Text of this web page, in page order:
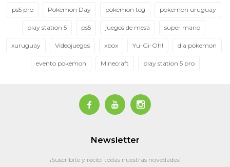
ps5 pro Pokemon Day pokemon tcg pokemon uruguay
play station 5 ps5 juegos de mesa super mario
xuruguay Videojuegos xbox Yu-Gi-Oh! dia pokemon
evento pokemon Minecraft play station 5 pro
  
Newsletter
¡Suscribite y recibí todas nuestras novedades!